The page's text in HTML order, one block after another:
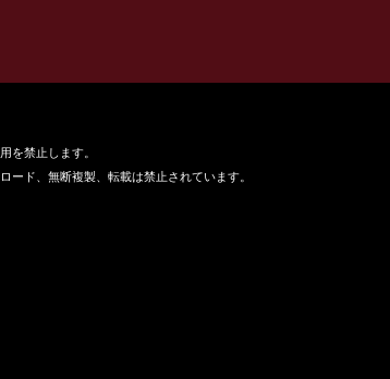
を禁止します。
ド、無断複製、転載は禁止されています。